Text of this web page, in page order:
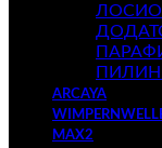
ARCAYA
MAX2